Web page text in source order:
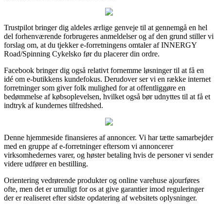
Trustpilot bringer dig aldeles ærlige genveje til at gennemgå en hel
del forhenværende forbrugeres anmeldelser og af den grund stiller vi
forslag om, at du tjekker e-forretningens omtaler af INNERGY
Road/Spinning Cykelsko før du placerer din ordre.
Facebook bringer dig også relativt fornemme løsninger til at få en
idé om e-butikkens kundefokus. Derudover ser vi en række internet
forretninger som giver folk mulighed for at offentliggøre en
bedømmelse af købsoplevelsen, hvilket også bør udnyttes til at få et
indtryk af kundernes tilfredshed.
Denne hjemmeside finansieres af annoncer. Vi har tætte samarbejder
med en gruppe af e-forretninger eftersom vi annoncerer
virksomhedernes varer, og høster betaling hvis de personer vi sender
videre udfører en bestilling.
Orientering vedrørende produkter og online varehuse ajourføres
ofte, men det er umuligt for os at give garantier imod reguleringer
der er realiseret efter sidste opdatering af websitets oplysninger.